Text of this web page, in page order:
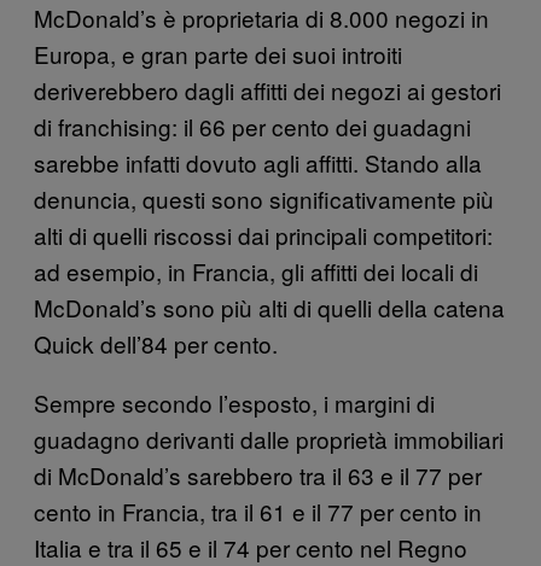
McDonald’s è proprietaria di 8.000 negozi in
Europa, e gran parte dei suoi introiti
deriverebbero dagli affitti dei negozi ai gestori
di franchising: il 66 per cento dei guadagni
sarebbe infatti dovuto agli affitti. Stando alla
denuncia, questi sono significativamente più
alti di quelli riscossi dai principali competitori:
ad esempio, in Francia, gli affitti dei locali di
McDonald’s sono più alti di quelli della catena
Quick dell’84 per cento.
Sempre secondo l’esposto, i margini di
guadagno derivanti dalle proprietà immobiliari
di McDonald’s sarebbero tra il 63 e il 77 per
cento in Francia, tra il 61 e il 77 per cento in
Italia e tra il 65 e il 74 per cento nel Regno